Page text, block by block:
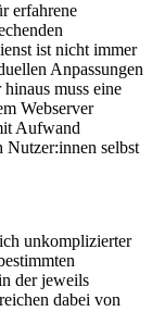
erfahrene
ist nicht immer
Anpassungen
muss eine
Webserver
Aufwand
Nutzer:innen selbst
unkomplizierter
der jeweils
dabei von